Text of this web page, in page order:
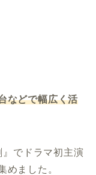
などで幅広く活
でドラマ初主演
めました。